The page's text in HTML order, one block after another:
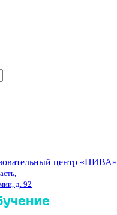
центр «НИВА»
д. 92